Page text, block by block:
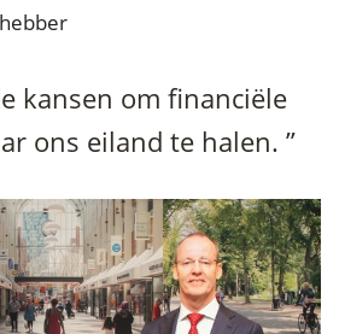
kansen om financiële
ons eiland te halen. ”